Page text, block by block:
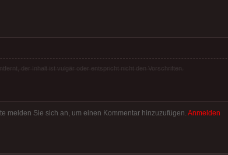
der Inhalt ist vulgär oder entspricht nicht den Vorschriften.
melden Sie sich an, um einen Kommentar hinzuzufügen. Anmelden